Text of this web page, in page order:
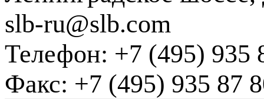
slb-ru@slb.com
Телефон: +7 (495) 935
Факс: +7 (495) 935 87